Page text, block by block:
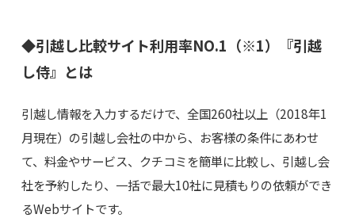
◆引越し比較サイト利用率NO.1（※1）『引越
し侍』とは
引越し情報を入力するだけで、全国260社以上（2018年1
月現在）の引越し会社の中から、お客様の条件にあわせ
て、料金やサービス、クチコミを簡単に比較し、引越し会
社を予約したり、一括で最大10社に見積もりの依頼ができ
るWebサイトです。